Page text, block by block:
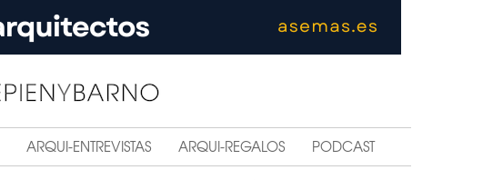
ARQUI-ENTREVISTAS ARQUI-REGALOS PODCAST